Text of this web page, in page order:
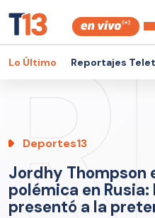
Lo Último Reportajes
Deportes13
Jordhy Thompson
polémica en
presentó a la